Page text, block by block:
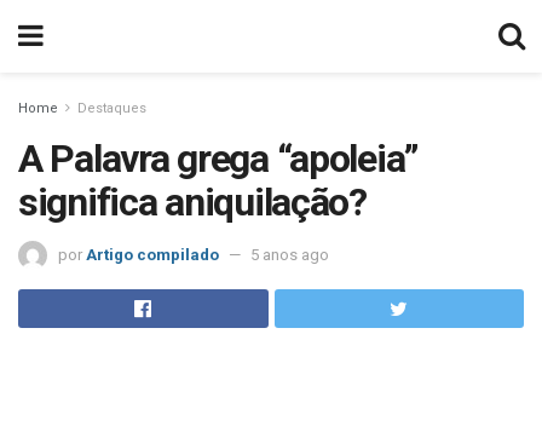
Home Destaques
A Palavra grega “apoleia”
significa aniquilação?
por Artigo compilado 5 anos ago